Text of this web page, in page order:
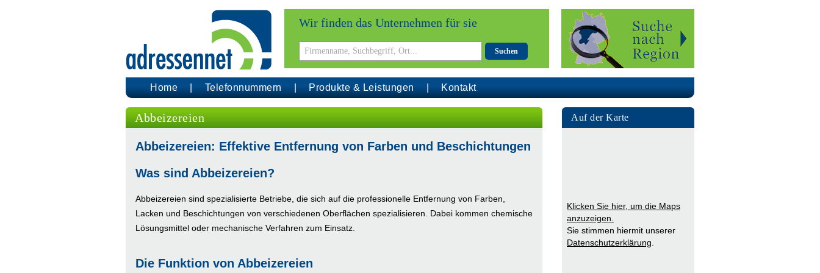
Wir finden das Unternehmen für sie
Suchen
Home Telefonnummern Produkte & Leistungen Kontakt
Abbeizereien
Abbeizereien: Effektive Entfernung von Farben und Beschichtungen
Was sind Abbeizereien?
Abbeizereien sind spezialisierte Betriebe, die sich auf die professionelle Entfernung von Farben,
Lacken und Beschichtungen von verschiedenen Oberflächen spezialisieren. Dabei kommen chemische
Lösungsmittel oder mechanische Verfahren zum Einsatz.
Die Funktion von Abbeizereien
Auf der Karte
Klicken Sie hier, um die Maps
anzuzeigen.
Sie stimmen hiermit unserer
Datenschutzerklärung